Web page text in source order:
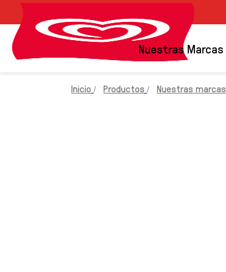
Nuestras Marcas
Inicio Productos Nuestras marcas